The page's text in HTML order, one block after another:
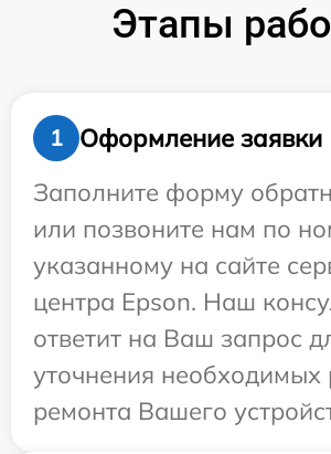
Этапы
1
Оформление заявки
Заполните форму
или позвоните нам по
указанному на сайте
центра Epson. Наш
ответит на Ваш запрос
уточнения необходимых
ремонта Вашего